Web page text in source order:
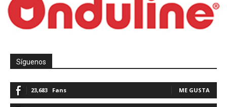
Síguenos
23,683 Fans ME GUSTA